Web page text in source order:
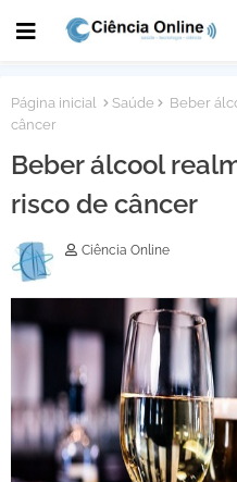
Página inicial Saúde
Beber
câncer
Beber álcool
risco de câncer
Ciência Online